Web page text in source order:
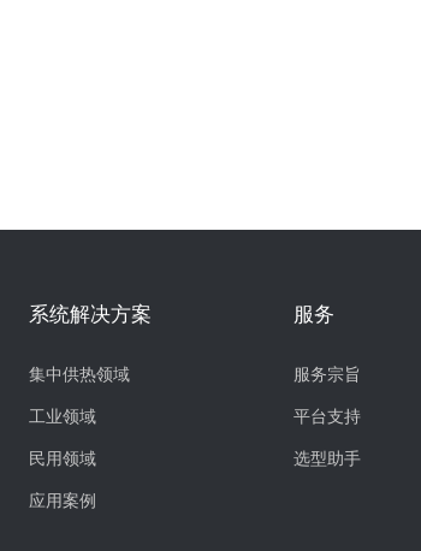
系统解决方案
集中供热领域
工业领域
民用领域
应用案例
服务
服务宗旨
平台支持
选型助手